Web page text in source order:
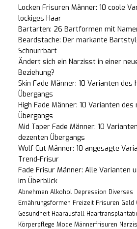
Locken Frisuren Männer: 10 coole
lockiges Haar
Bartarten: 26 Bartformen mit
Beardstache: Der markante
Schnurrbart
Ändert sich ein Narzisst in einer
Beziehung?
Skin Fade Männer: 10 Varianten des
Übergangs
High Fade Männer: 10 Varianten
Übergangs
Mid Taper Fade Männer: 10
dezenten Übergangs
Wolf Cut Männer: 10 angesagte
Trend-Frisur
Fade Frisur Männer: Alle Varianten
im Überblick
Abnehmen Alkohol Depression Diverses
Ernährungsformen Freizeit Frisuren Geld
Gesundheit Haarausfall
Körperpflege Mode Männerfrisuren